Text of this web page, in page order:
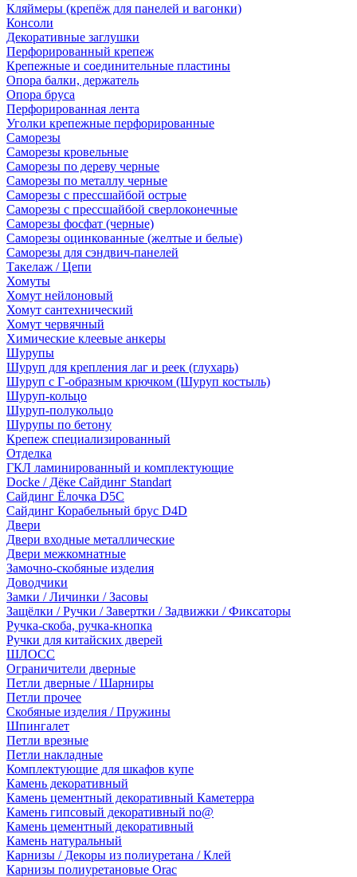
Кляймеры (крепёж для панелей и вагонки)
Консоли
Декоративные заглушки
Перфорированный крепеж
Крепежные и соединительные пластины
Опора балки, держатель
Опора бруса
Перфорированная лента
Уголки крепежные перфорированные
Саморезы
Саморезы кровельные
Саморезы по дереву черные
Саморезы по металлу черные
Саморезы с прессшайбой острые
Саморезы с прессшайбой сверлоконечные
Саморезы фосфат (черные)
Саморезы оцинкованные (желтые и белые)
Саморезы для сэндвич-панелей
Такелаж / Цепи
Хомуты
Хомут нейлоновый
Хомут сантехнический
Хомут червячный
Химические клеевые анкеры
Шурупы
Шуруп для крепления лаг и реек (глухарь)
Шуруп с Г-образным крючком (Шуруп костыль)
Шуруп-кольцо
Шуруп-полукольцо
Шурупы по бетону
Крепеж специализированный
Отделка
ГКЛ ламинированный и комплектующие
Docke / Дёке Сайдинг Standart
Сайдинг Ёлочка D5C
Сайдинг Корабельный брус D4D
Двери
Двери входные металлические
Двери межкомнатные
Замочно-скобяные изделия
Доводчики
Замки / Личинки / Засовы
Защёлки / Ручки / Завертки / Задвижки / Фиксаторы
Ручка-скоба, ручка-кнопка
Ручки для китайских дверей
ШЛОСС
Ограничители дверные
Петли дверные / Шарниры
Петли прочее
Скобяные изделия / Пружины
Шпингалет
Петли врезные
Петли накладные
Комплектующие для шкафов купе
Камень декоративный
Камень цементный декоративный Каметерра
Камень гипсовый декоративный no@
Камень цементный декоративный
Камень натуральный
Карнизы / Декоры из полиуретана / Клей
Карнизы полиуретановые Orac